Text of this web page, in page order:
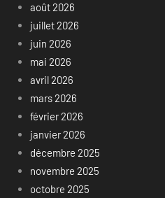
août 2026
juillet 2026
juin 2026
mai 2026
avril 2026
mars 2026
février 2026
janvier 2026
décembre 2025
novembre 2025
octobre 2025